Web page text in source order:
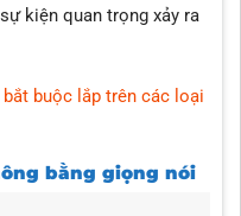
kiện quan trọng xảy ra
buộc lắp trên các loại
bằng giọng nói